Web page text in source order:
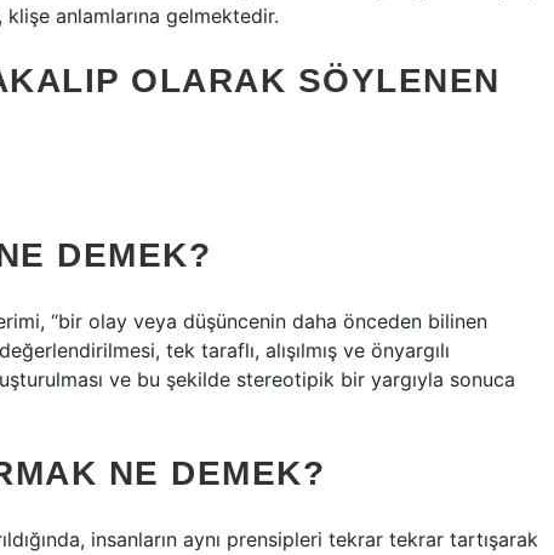
anlamlarına gelmektedir.
OLARAK SÖYLENEN
DEMEK?
“bir olay veya düşüncenin daha önceden bilinen
tek taraflı, alışılmış ve önyargılı
ve bu şekilde stereotipik bir yargıyla sonuca
NE DEMEK?
insanların aynı prensipleri tekrar tekrar tartışarak